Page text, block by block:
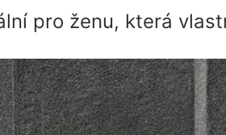
pro ženu, která